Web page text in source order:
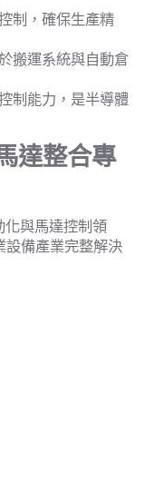
制，確保生產精
搬運系統與自動倉
制能力，是半導體
達整合專
化與馬達控制領
設備產業完整解決